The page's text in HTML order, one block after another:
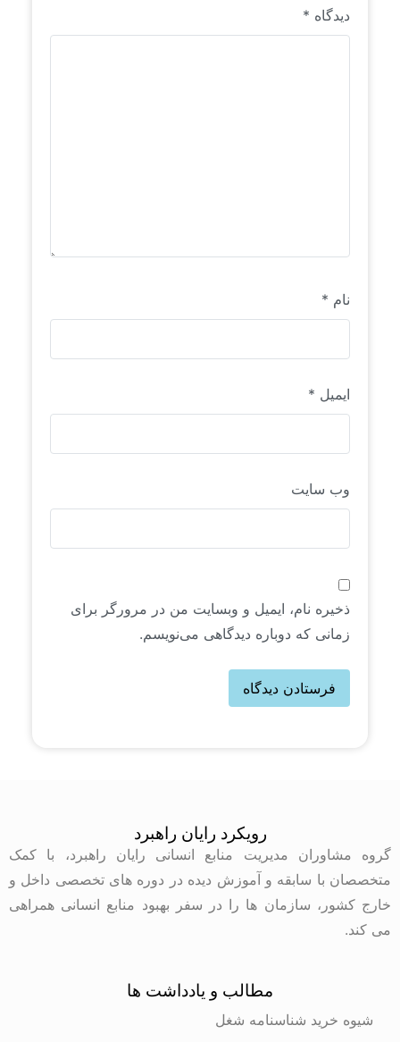
دیدگاه *
نام *
ایمیل *
وب‌ سایت
ذخیره نام، ایمیل و وبسایت من در مرورگر برای
زمانی که دوباره دیدگاهی می‌نویسم.
رویکرد رایان راهبرد
گروه مشاوران مدیریت منابع انسانی رایان راهبرد، با کمک
متخصصان با سابقه و آموزش دیده در دوره های تخصصی داخل و
خارج کشور، سازمان ها را در سفر بهبود منابع انسانی همراهی
می کند.
مطالب و یادداشت ها
شیوه خرید شناسنامه شغل